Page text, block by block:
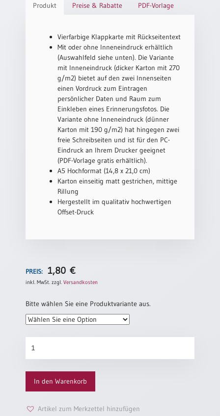
Einzelposter
Jahreslosung
Restbestände
Restbestände
Urkundenscheine
Produkt Preise & Rabatte PDF-Vorlage
Vierfarbige Klappkarte mit Rückseitentext
Mit oder ohne Inneneindruck erhältlich
(Auswahlfeld siehe unten). Die Variante
mit Inneneindruck (dicker Karton mit 270
g/m2) bietet auf den zwei Innenseiten
einen Vordruck zum Eintragen
persönlicher Daten und Raum zum
Einkleben eines Erinnerungsfotos. Die
Variante ohne Inneneindruck (dünner
Karton mit 190 g/m2) hat hingegen zwei
freie Schreibseiten und ist für den PC-
Eindruck an Ihrem Drucker geeignet
(PDF-Vorlage gratis erhältlich).
A5 Hochformat (14,8 x 21,0 cm)
Karton einseitig matt gestrichen, mittige
Rillung
Hergestellt im qualitativ hochwertigen
Offset-Druck
PREIS: 1,80€
inkl. MwSt. zzgl.Versandkosten
Bitte wählen Sie eine Produktvariante aus.
„Wasser“
Menge
In den Warenkorb
Artikel zum Merkzettel hinzufügen